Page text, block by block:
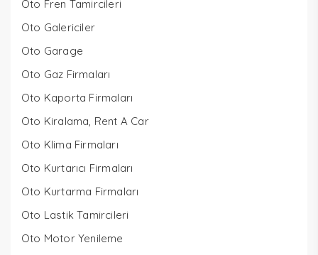
Oto Fren Tamircileri
Oto Galericiler
Oto Garage
Oto Gaz Firmaları
Oto Kaporta Firmaları
Oto Kiralama, Rent A Car
Oto Klima Firmaları
Oto Kurtarıcı Firmaları
Oto Kurtarma Firmaları
Oto Lastik Tamircileri
Oto Motor Yenileme